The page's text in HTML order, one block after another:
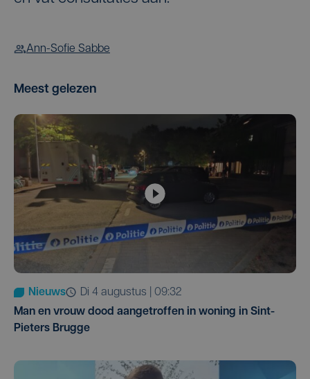
Ann-Sofie Sabbe
Meest gelezen
Nieuws
di 4 augustus | 09:32
Man en vrouw dood aangetroffen in woning in Sint-
Pieters Brugge